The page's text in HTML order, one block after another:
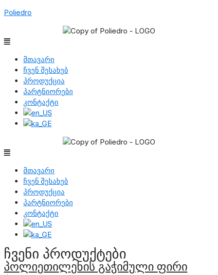
Poliedro
Menu
მთავარი
ჩვენ შესახებ
პროდუქცია
პარტნიორები
კონტაქტი
Menu
მთავარი
ჩვენ შესახებ
პროდუქცია
პარტნიორები
კონტაქტი
ჩვენი პროდუქტები
პოლიეთილენის გაჭიმული ფირი